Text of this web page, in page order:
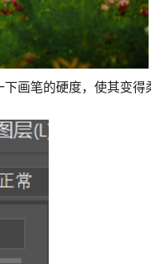
画笔的硬度，使其变得